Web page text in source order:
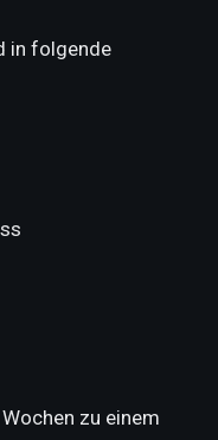
in folgende
zu einem